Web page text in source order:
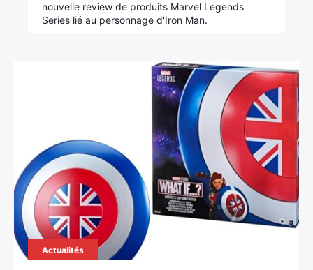
nouvelle review de produits Marvel Legends
Series lié au personnage d'Iron Man.
Actualités